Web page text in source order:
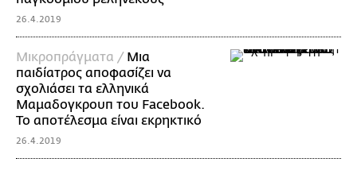
26.4.2019
Mικροπράγματα / Μια
παιδίατρος αποφασίζει να
σχολιάσει τα ελληνικά
Μαμαδογκρουπ του Facebook.
Το αποτέλεσμα είναι εκρηκτικό
26.4.2019